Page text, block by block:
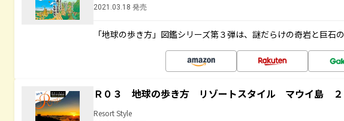
2021.03.18 発売
「地球の歩き方」図鑑シリーズ第３弾は、謎だらけの奇岩と巨石
Ｒ０３ 地球の歩き方 リゾートスタイル マウイ島 ２
Resort Style